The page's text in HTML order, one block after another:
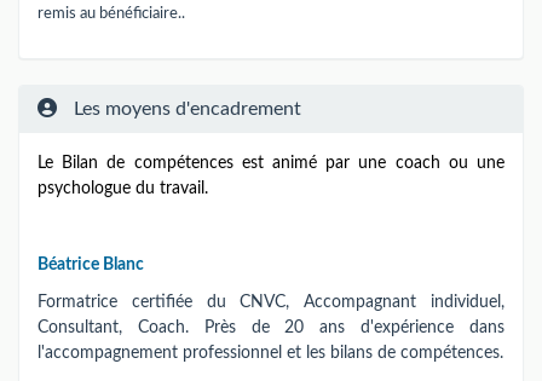
remis au bénéficiaire..
Les moyens d'encadrement
Le Bilan de compétences est animé par une coach ou une
psychologue du travail.
Béatrice Blanc
Formatrice certifiée du CNVC, Accompagnant individuel,
Consultant, Coach. Près de 20 ans d'expérience dans
l'accompagnement professionnel et les bilans de compétences.